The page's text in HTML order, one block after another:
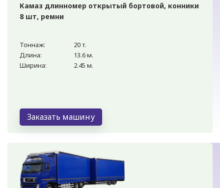
Камаз длинномер открытый бортовой, конники
8 шт, ремни
Тоннаж:
20 т.
Длина:
13.6 м.
Ширина:
2.45 м.
Заказать машину